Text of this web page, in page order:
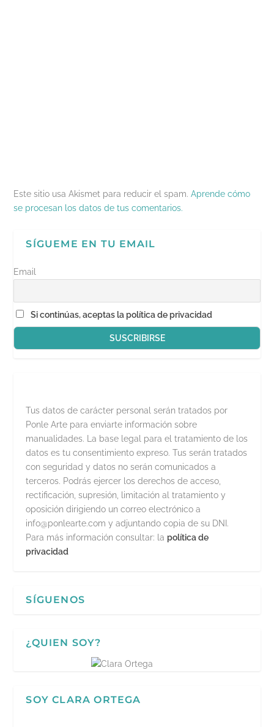
Este sitio usa Akismet para reducir el spam.Aprende cómo
se procesan los datos de tus comentarios.
SÍGUEME EN TU EMAIL
Email
Si continúas, aceptas la política de privacidad
Tus datos de carácter personal serán tratados por
Ponle Arte para enviarte información sobre
manualidades. La base legal para el tratamiento de los
datos es tu consentimiento expreso. Tus serán tratados
con seguridad y datos no serán comunicados a
terceros. Podrás ejercer los derechos de acceso,
rectificación, supresión, limitación al tratamiento y
oposición dirigiendo un correo electrónico a
info@ponlearte.com y adjuntando copia de su DNI.
Para más información consultar: la política de
privacidad
SÍGUENOS
¿QUIEN SOY?
SOY CLARA ORTEGA